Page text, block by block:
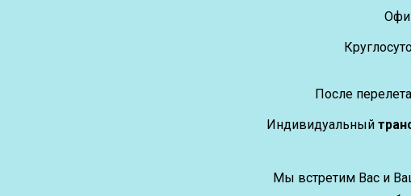
После
Индивидуальный
Мы встретим Вас и